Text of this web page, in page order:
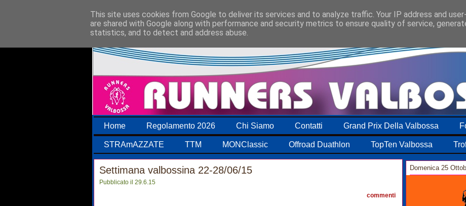
Home Regolamento 2026 Chi Siamo Contatti Grand Prix Della Valbossa
STRAmAZZATE TTM MONClassic Offroad Duathlon TopTen Valbossa
Settimana valbossina 22-28/06/15
Pubblicato il 29.6.15
commenti
Domenica 25
This site uses cookies from Google to deliver its services and to analyze traffic. Your IP address and
are shared with Google along with performance and security metrics to ensure quality of service,
statistics, and to detect and address abuse.